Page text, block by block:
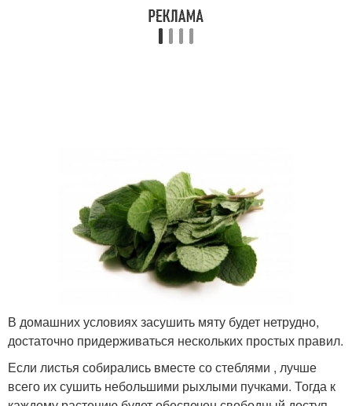
В домашних условиях засушить мяту будет нетрудно,
достаточно придерживаться нескольких простых правил.
Если листья собирались вместе со стеблями , лучше
всего их сушить небольшими рыхлыми пучками. Тогда к